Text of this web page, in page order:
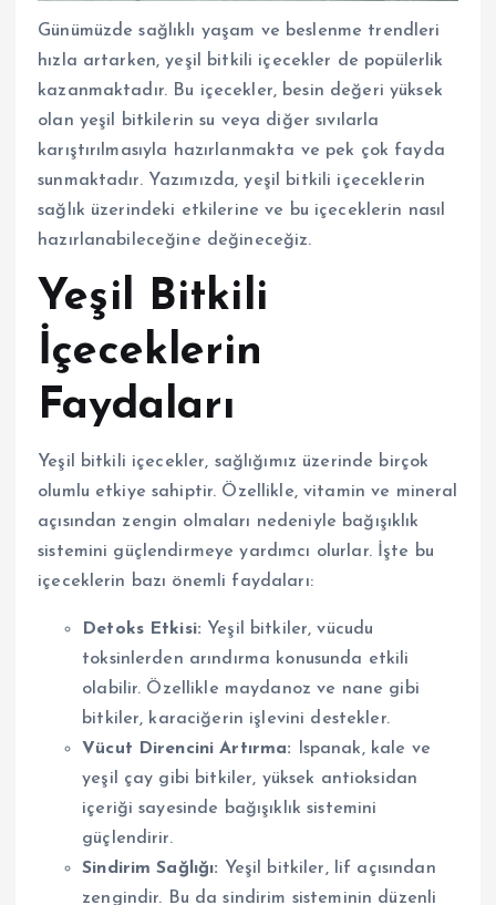
Günümüzde sağlıklı yaşam ve beslenme trendleri
hızla artarken, yeşil bitkili içecekler de popülerlik
kazanmaktadır. Bu içecekler, besin değeri yüksek
olan yeşil bitkilerin su veya diğer sıvılarla
karıştırılmasıyla hazırlanmakta ve pek çok fayda
sunmaktadır. Yazımızda, yeşil bitkili içeceklerin
sağlık üzerindeki etkilerine ve bu içeceklerin nasıl
hazırlanabileceğine değineceğiz.
Yeşil Bitkili
İçeceklerin
Faydaları
Yeşil bitkili içecekler, sağlığımız üzerinde birçok
olumlu etkiye sahiptir. Özellikle, vitamin ve mineral
açısından zengin olmaları nedeniyle bağışıklık
sistemini güçlendirmeye yardımcı olurlar. İşte bu
içeceklerin bazı önemli faydaları:
Detoks Etkisi: Yeşil bitkiler, vücudu
toksinlerden arındırma konusunda etkili
olabilir. Özellikle maydanoz ve nane gibi
bitkiler, karaciğerin işlevini destekler.
Vücut Direncini Artırma: Ispanak, kale ve
yeşil çay gibi bitkiler, yüksek antioksidan
içeriği sayesinde bağışıklık sistemini
güçlendirir.
Sindirim Sağlığı: Yeşil bitkiler, lif açısından
zengindir. Bu da sindirim sisteminin düzenli